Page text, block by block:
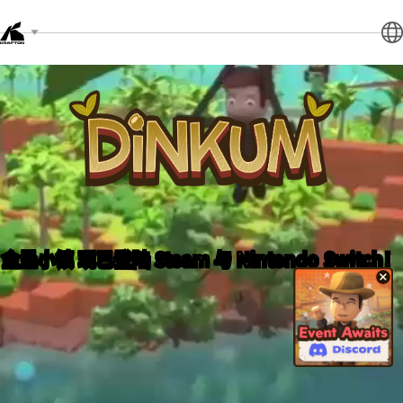
Dinkum
金垦小镇 现已登陆 Steam 与 Nintendo Switch！
金垦小镇 现已登陆 Steam 与 Nintendo Switch！